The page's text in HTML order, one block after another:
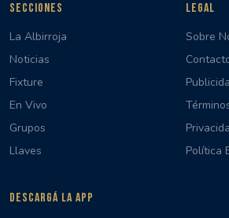
SECCIONES
La Albirroja
Noticias
Fixture
En Vivo
Grupos
Llaves
LEGAL
Sobre
Política
DESCARGÁ LA APP